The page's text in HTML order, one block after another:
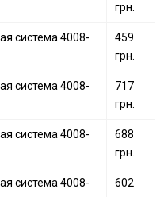
грн.
система 4008-
459
грн.
система 4008-
717
грн.
система 4008-
688
грн.
система 4008-
602